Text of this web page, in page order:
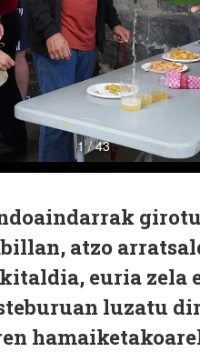
atzo
euria zela
luzatu